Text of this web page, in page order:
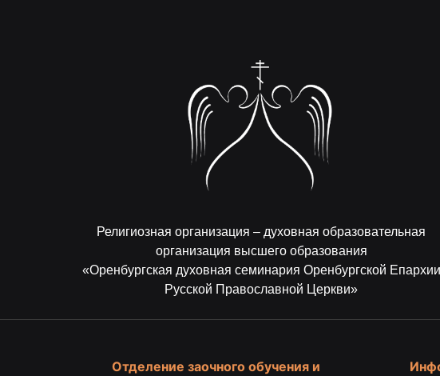
Религиозная организация – духовная образовательная
организация высшего образования
«Оренбургская духовная семинария Оренбургской Епархии
Русской Православной Церкви»
Отделение заочного обучения и